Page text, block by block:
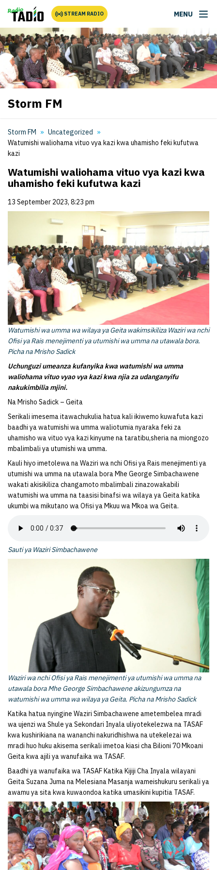
STREAM RADIO MENU
Storm FM
Storm FM
Uncategorized
Watumishi waliohama vituo vya kazi kwa uhamisho feki kufutwa
kazi
Watumishi waliohama vituo vya kazi kwa
uhamisho feki kufutwa kazi
13 September 2023, 8:23 pm
Watumishi wa umma wa wilaya ya Geita wakimsikiliza Waziri wa nchi
Ofisi ya Rais menejimenti ya utumishi wa umma na utawala bora.
Picha na Mrisho Sadick
Uchunguzi umeanza kufanyika kwa watumishi wa umma
waliohama vituo vyao vya kazi kwa njia za udanganyifu
nakukimbilia mjini.
Na Mrisho Sadick – Geita
Serikali imesema itawachukulia hatua kali ikiwemo kuwafuta kazi
baadhi ya watumishi wa umma waliotumia nyaraka feki za
uhamisho wa vituo vya kazi kinyume na taratibu,sheria na miongozo
mbalimbali ya utumishi wa umma.
Kauli hiyo imetolewa na Waziri wa nchi Ofisi ya Rais menejimenti ya
utumishi wa umma na utawala bora Mhe George Simbachawene
wakati akisikiliza changamoto mbalimbali zinazowakabili
watumishi wa umma na taasisi binafsi wa wilaya ya Geita katika
ukumbi wa mikutano wa Ofisi ya Mkuu wa Mkoa wa Geita.
Sauti ya Waziri Simbachawene
Waziri wa nchi Ofisi ya Rais menejimenti ya utumishi wa umma na
utawala bora Mhe George Simbachawene akizungumza na
watumishi wa umma wa wilaya ya Geita. Picha na Mrisho Sadick
Katika hatua nyingine Waziri Simbachawene ametembelea mradi
wa ujenzi wa Shule ya Sekondari Inyala uliyotekelezwa na TASAF
kwa kushirikiana na wananchi nakuridhishwa na utekelezai wa
mradi huo huku akisema serikali imetoa kiasi cha Bilioni 70 Mkoani
Geita kwa ajili ya wanufaika wa TASAF.
Baadhi ya wanufaika wa TASAF Katika Kijiji Cha Inyala wilayani
Geita Suzana Juma na Melesiana Masanja wameishukuru serikali ya
awamu ya sita kwa kuwaondoa katika umasikini kupitia TASAF.